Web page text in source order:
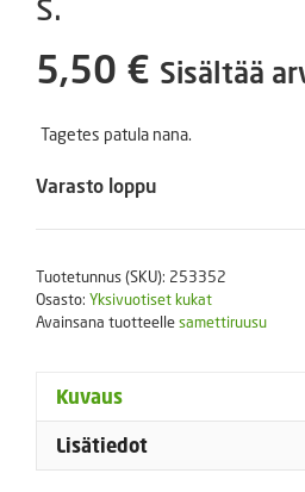
5,50 € Sisältää
Tagetes patula nana.
Varasto loppu
Tuotetunnus (SKU): 253352
Osasto: Yksivuotiset kukat
Avainsana tuotteellesamettiruusu
Kuvaus
Lisätiedot